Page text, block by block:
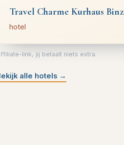
Travel Charme Kurhaus Binz
hotel
link, jij betaalt niets extra.
alle hotels →